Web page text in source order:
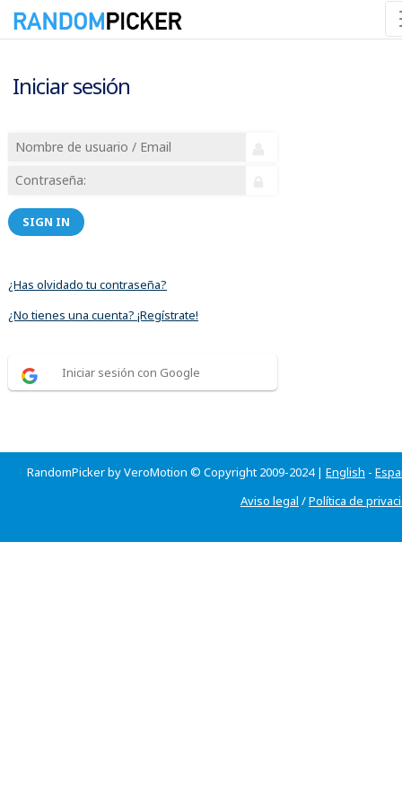
Iniciar sesión
SIGN IN
¿Has olvidado tu contraseña?
¿No tienes una cuenta? ¡Regístrate!
Iniciar sesión con Google
RandomPicker by VeroMotion © Copyright 2009-2024 | English -
Aviso legal /Política de